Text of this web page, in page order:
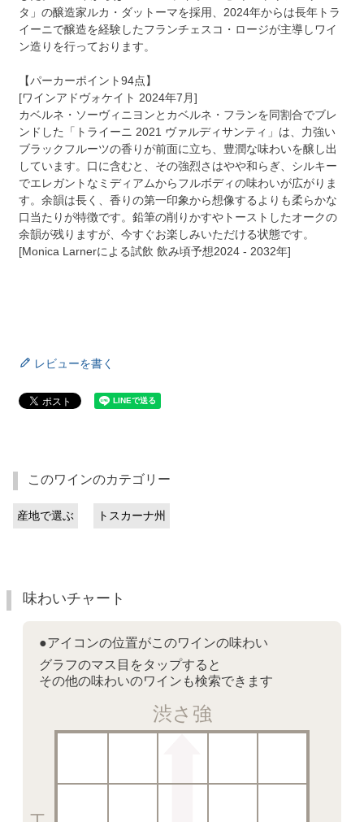
タ」の醸造家ルカ・ダットーマを採用、2024年からは長年トラ
イーニで醸造を経験したフランチェスコ・ロージが主導しワイ
ン造りを行っております。
【パーカーポイント94点】
[ワインアドヴォケイト 2024年7月]
カベルネ・ソーヴィニヨンとカベルネ・フランを同割合でブレ
ンドした「トライーニ 2021 ヴァルディサンティ」は、力強い
ブラックフルーツの香りが前面に立ち、豊潤な味わいを醸し出
しています。口に含むと、その強烈さはやや和らぎ、シルキー
でエレガントなミディアムからフルボディの味わいが広がりま
す。余韻は長く、香りの第一印象から想像するよりも柔らかな
口当たりが特徴です。鉛筆の削りかすやトーストしたオークの
余韻が残りますが、今すぐお楽しみいただける状態です。
[Monica Larnerによる試飲 飲み頃予想2024 - 2032年]
レビューを書く
このワインのカテゴリー
産地で選ぶ トスカーナ州
味わいチャート
●アイコンの位置がこのワインの味わい
グラフのマス目をタップすると
その他の味わいのワインも検索できます
渋さ強